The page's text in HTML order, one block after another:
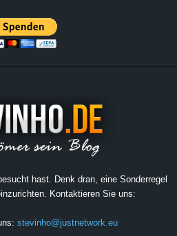
hast. Denk dran, eine Sonderregel
Kontaktieren Sie uns:
stevinho@justnetwork.eu